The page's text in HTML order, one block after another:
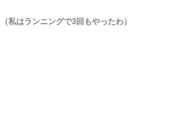
（私はランニングで3回もやったわ）